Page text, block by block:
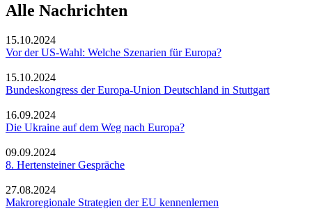
Alle Nachrichten
15.10.2024
Vor der US-Wahl: Welche Szenarien für Europa?
15.10.2024
Bundeskongress der Europa-Union Deutschland in Stuttgart
16.09.2024
Die Ukraine auf dem Weg nach Europa?
09.09.2024
8. Hertensteiner Gespräche
27.08.2024
Makroregionale Strategien der EU kennenlernen